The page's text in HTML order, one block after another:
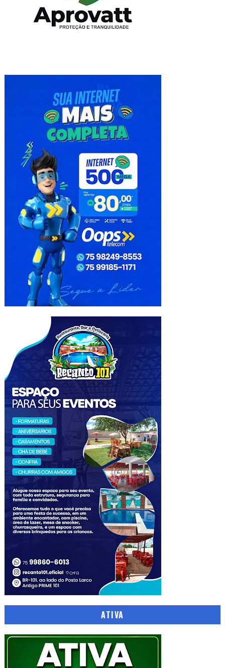
ATIVA